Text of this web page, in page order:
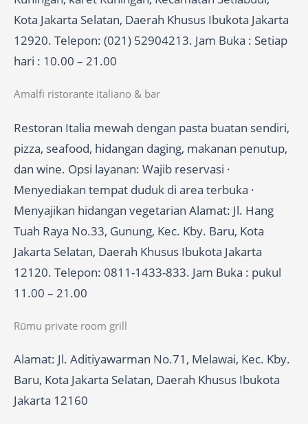
Kota Jakarta Selatan, Daerah Khusus Ibukota Jakarta
12920. Telepon: (021) 52904213. Jam Buka : Setiap
hari : 10.00 – 21.00
Amalfi ristorante italiano & bar
Restoran Italia mewah dengan pasta buatan sendiri,
pizza, seafood, hidangan daging, makanan penutup,
dan wine. Opsi layanan: Wajib reservasi ·
Menyediakan tempat duduk di area terbuka ·
Menyajikan hidangan vegetarian Alamat: Jl. Hang
Tuah Raya No.33, Gunung, Kec. Kby. Baru, Kota
Jakarta Selatan, Daerah Khusus Ibukota Jakarta
12120. Telepon: 0811-1433-833. Jam Buka : pukul
11.00 – 21.00
Rūmu private room grill
Alamat: Jl. Aditiyawarman No.71, Melawai, Kec. Kby.
Baru, Kota Jakarta Selatan, Daerah Khusus Ibukota
Jakarta 12160